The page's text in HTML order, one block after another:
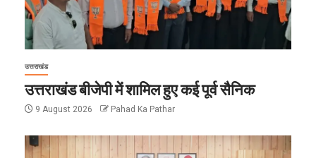
उत्तराखंड
उत्तराखंड बीजेपी में शामिल हुए कई पूर्व सैनिक
9 August 2026 Pahad Ka Pathar